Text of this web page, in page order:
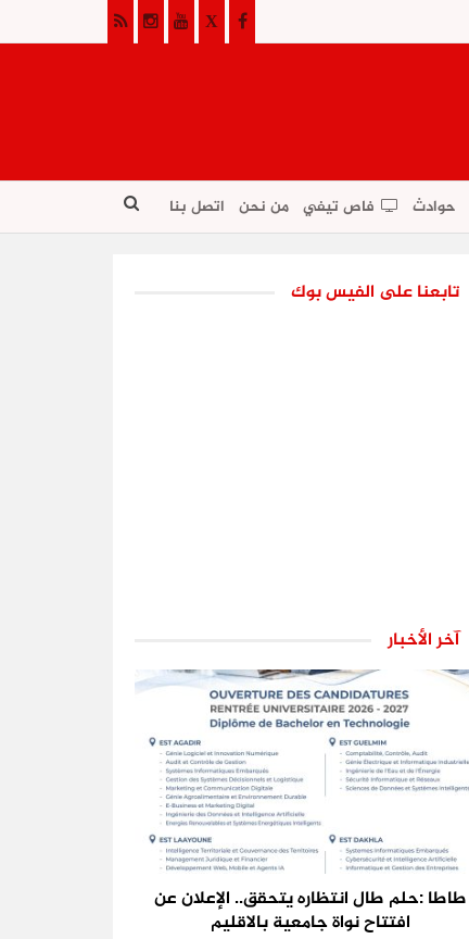
حوادث فاص تيفي من نحن اتصل بنا
تابعنا على الفيس بوك
آخر الأخبار
طاطا :حلم طال انتظاره يتحقق.. الإعلان عن
افتتاح نواة جامعية بالاقليم